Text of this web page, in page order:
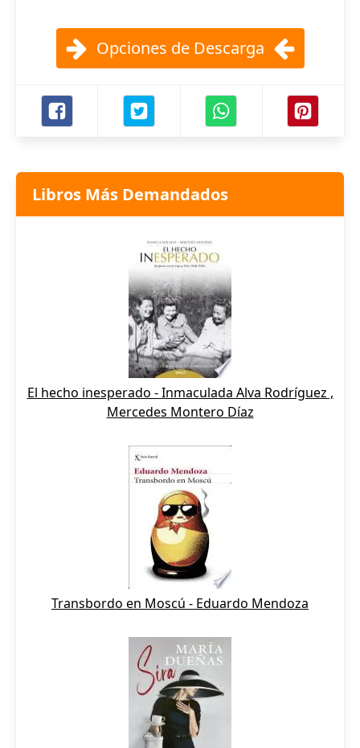
Opciones de Descarga
Libros Más Demandados
El hecho inesperado - Inmaculada Alva Rodríguez ,
Mercedes Montero Díaz
Transbordo en Moscú - Eduardo Mendoza